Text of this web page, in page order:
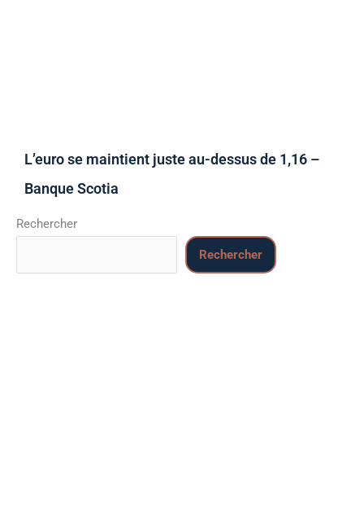
L’euro se maintient juste au-dessus de 1,16 –
Banque Scotia
Rechercher
Rechercher